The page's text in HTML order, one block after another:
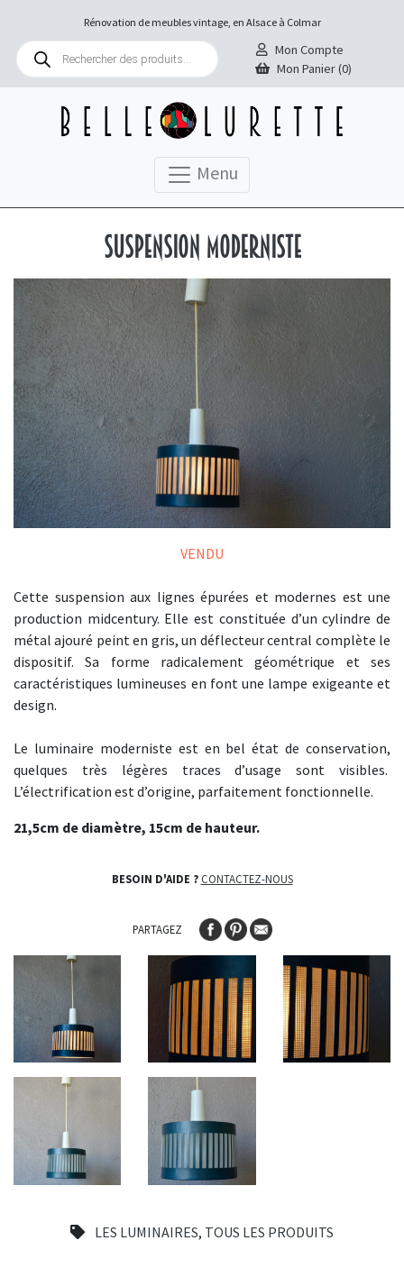
Rénovation de meubles vintage, en Alsace à Colmar
Recherche
produits
Mon Compte
Mon Panier (0)
Menu
LES LUMINAIRES, TOUS LES PRODUITS
Suspension moderniste
VENDU
Cette suspension aux lignes épurées et modernes est une
production midcentury. Elle est constituée d’un cylindre de
métal ajouré peint en gris, un déflecteur central complète le
dispositif. Sa forme radicalement géométrique et ses
caractéristiques lumineuses en font une lampe exigeante et
design.
Le luminaire moderniste est en bel état de conservation,
quelques très légères traces d’usage sont visibles.
L’électrification est d’origine, parfaitement fonctionnelle.
21,5cm de diamètre, 15cm de hauteur.
BESOIN D'AIDE ? CONTACTEZ-NOUS
PARTAGEZ